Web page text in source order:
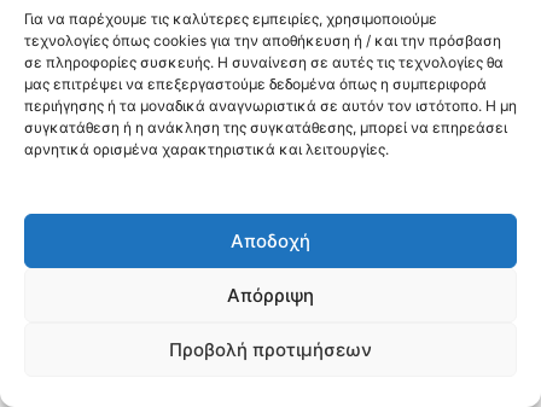
Για να παρέχουμε τις καλύτερες εμπειρίες, χρησιμοποιούμε
τεχνολογίες όπως cookies για την αποθήκευση ή / και την πρόσβαση
σε πληροφορίες συσκευής. Η συναίνεση σε αυτές τις τεχνολογίες θα
μας επιτρέψει να επεξεργαστούμε δεδομένα όπως η συμπεριφορά
περιήγησης ή τα μοναδικά αναγνωριστικά σε αυτόν τον ιστότοπο. Η μη
συγκατάθεση ή η ανάκληση της συγκατάθεσης, μπορεί να επηρεάσει
αρνητικά ορισμένα χαρακτηριστικά και λειτουργίες.
Αποδοχή
Απόρριψη
Προβολή προτιμήσεων
@2026 3ype.gr All rights reserved
Πολιτική Προστασίας Δεδομένων
Θεσσαλονίκη, ΕλλάδαΤηλ: +30 2311 226 200
email: 3ype@3ype.gr
Page Visits: 00030 Website Visits: 1595409